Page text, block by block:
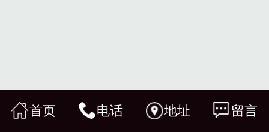
首页 电话 地址 留言